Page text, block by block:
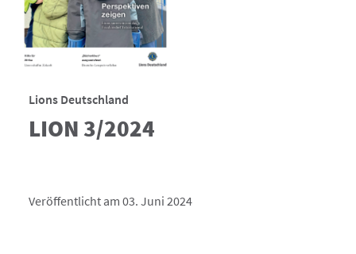
Lions Deutschland
LION 3/2024
Veröffentlicht am 03. Juni 2024